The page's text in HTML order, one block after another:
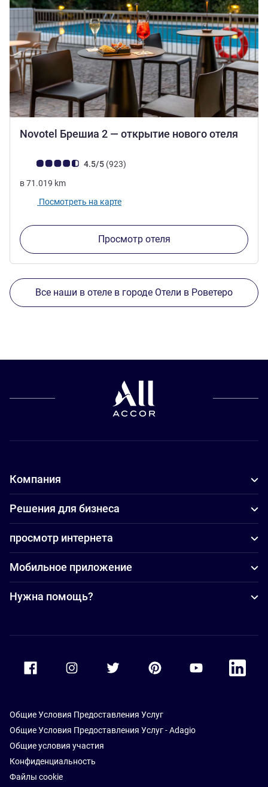
Novotel Брешиа 2 — открытие нового отеля
Примечание: отзывы клиентов (Рейтинг ALL)
4.5/5 (923Отзывов
)
в71.019 km
Посмотреть на карте
Просмотр отеля
Все наши в отеле в городе Отели в Роветеро
Компания
Решения для бизнеса
просмотр интернета
Мобильное приложение
Нужна помощь?
Accor Facebook Accor TwitterAccor PinterestAccor Youtube
Accor
Общие Условия Предоставления Услуг
Общие Условия Предоставления Услуг - Adagio
Общие условия участия
Конфиденциальность
Файлы cookie